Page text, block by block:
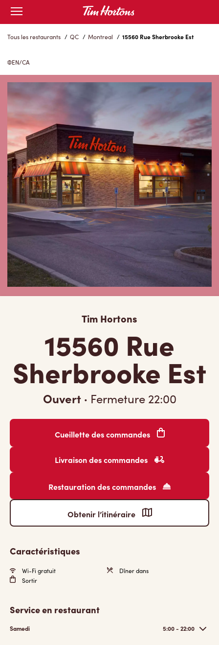
Skip
Content
Open
mobile
menu
Tous les restaurants / QC / Montreal / 15560 Rue Sherbrooke Est
EN/CA
Tim Hortons
15560 Rue
Sherbrooke Est
Ouvert · Fermeture 22:00
Cueillette des commandes
Livraison des commandes
Restauration des commandes
Obtenir l’itinéraire
Caractéristiques
Wi-Fi gratuit
Dîner dans
Sortir
Service en restaurant
Samedi 5:00 - 22:00